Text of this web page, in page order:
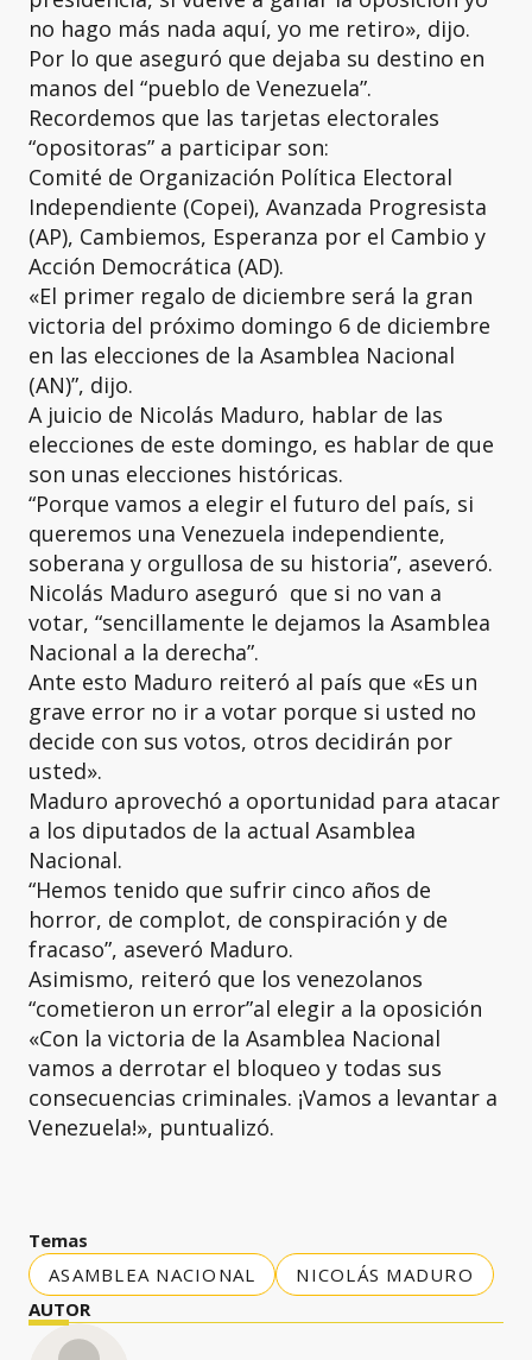
no hago más nada aquí, yo me retiro», dijo.
Por lo que aseguró que dejaba su destino en
manos del “pueblo de Venezuela”.
Recordemos que las tarjetas electorales
“opositoras” a participar son:
Comité de Organización Política Electoral
Independiente (Copei), Avanzada Progresista
(AP), Cambiemos, Esperanza por el Cambio y
Acción Democrática (AD).
«El primer regalo de diciembre será la gran
victoria del próximo domingo 6 de diciembre
en las elecciones de la Asamblea Nacional
(AN)”, dijo.
A juicio de Nicolás Maduro, hablar de las
elecciones de este domingo, es hablar de que
son unas elecciones históricas.
“Porque vamos a elegir el futuro del país, si
queremos una Venezuela independiente,
soberana y orgullosa de su historia”, aseveró.
Nicolás Maduro aseguró que si no van a
votar, “sencillamente le dejamos la Asamblea
Nacional a la derecha”.
Ante esto Maduro reiteró al país que «Es un
grave error no ir a votar porque si usted no
decide con sus votos, otros decidirán por
usted».
Maduro aprovechó a oportunidad para atacar
a los diputados de la actual Asamblea
Nacional.
“Hemos tenido que sufrir cinco años de
horror, de complot, de conspiración y de
fracaso”, aseveró Maduro.
Asimismo, reiteró que los venezolanos
“cometieron un error”al elegir a la oposición
«Con la victoria de la Asamblea Nacional
vamos a derrotar el bloqueo y todas sus
consecuencias criminales. ¡Vamos a levantar a
Venezuela!», puntualizó.
Temas
ASAMBLEA NACIONAL
NICOLÁS MADURO
AUTOR